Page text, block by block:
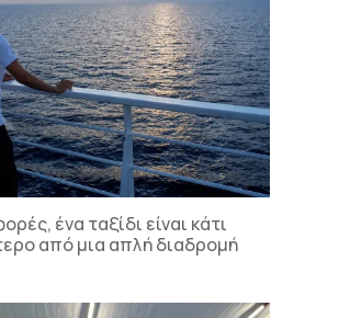
ένα ταξίδι είναι κάτι
από μια απλή διαδρομή